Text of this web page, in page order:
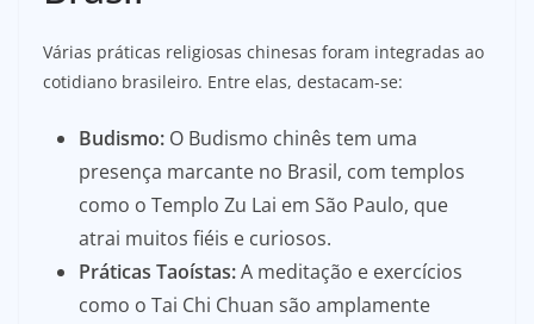
Várias práticas religiosas chinesas foram integradas ao
cotidiano brasileiro. Entre elas, destacam-se:
Budismo: O Budismo chinês tem uma
presença marcante no Brasil, com templos
como o Templo Zu Lai em São Paulo, que
atrai muitos fiéis e curiosos.
Práticas Taoístas:A meditação e exercícios
como o Tai Chi Chuan são amplamente